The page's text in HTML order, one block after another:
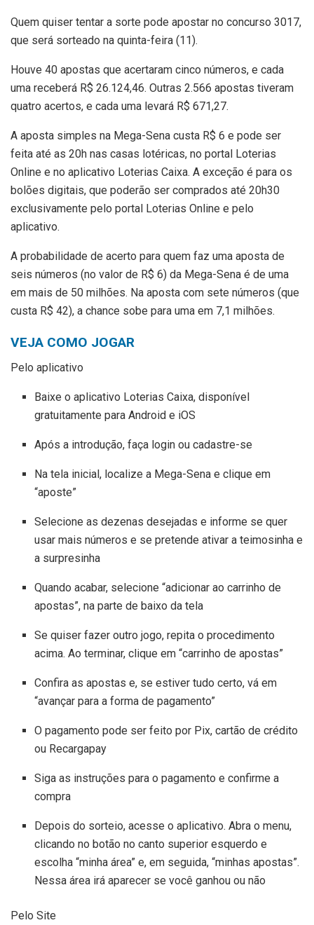
Quem quiser tentar a sorte pode apostar no concurso 3017,
que será sorteado na quinta-feira (11).
Houve 40 apostas que acertaram cinco números, e cada
uma receberá R$ 26.124,46. Outras 2.566 apostas tiveram
quatro acertos, e cada uma levará R$ 671,27.
A aposta simples na Mega-Sena custa R$ 6 e pode ser
feita até as 20h nas casas lotéricas, no portal Loterias
Online e no aplicativo Loterias Caixa. A exceção é para os
bolões digitais, que poderão ser comprados até 20h30
exclusivamente pelo portal Loterias Online e pelo
aplicativo.
A probabilidade de acerto para quem faz uma aposta de
seis números (no valor de R$ 6) da Mega-Sena é de uma
em mais de 50 milhões. Na aposta com sete números (que
custa R$ 42), a chance sobe para uma em 7,1 milhões.
VEJA COMO JOGAR
Pelo aplicativo
Baixe o aplicativo Loterias Caixa, disponível
gratuitamente para Android e iOS
Após a introdução, faça login ou cadastre-se
Na tela inicial, localize a Mega-Sena e clique em
“aposte”
Selecione as dezenas desejadas e informe se quer
usar mais números e se pretende ativar a teimosinha e
a surpresinha
Quando acabar, selecione “adicionar ao carrinho de
apostas”, na parte de baixo da tela
Se quiser fazer outro jogo, repita o procedimento
acima. Ao terminar, clique em “carrinho de apostas”
Confira as apostas e, se estiver tudo certo, vá em
“avançar para a forma de pagamento”
O pagamento pode ser feito por Pix, cartão de crédito
ou Recargapay
Siga as instruções para o pagamento e confirme a
compra
Depois do sorteio, acesse o aplicativo. Abra o menu,
clicando no botão no canto superior esquerdo e
escolha “minha área” e, em seguida, “minhas apostas”.
Nessa área irá aparecer se você ganhou ou não
Pelo Site